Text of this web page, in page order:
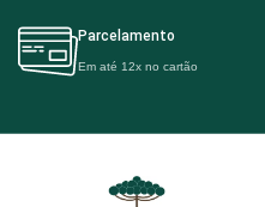
Parcelamento
Em até 12x no cartão